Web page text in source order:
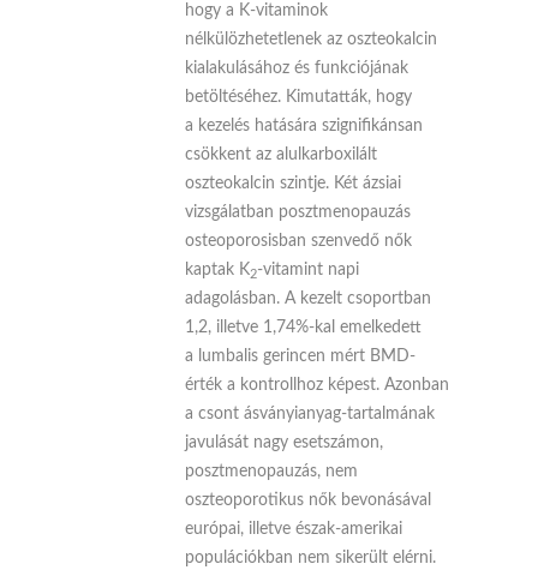
hogy a K-vitaminok
nélkülözhetetlenek az oszteokalcin
kialakulásához és funkciójának
betöltéséhez. Kimutatták, hogy
a kezelés hatására szignifikánsan
csökkent az alulkarboxilált
oszteokalcin szintje. Két ázsiai
vizsgálatban posztmenopauzás
osteoporosisban szenvedő nők
kaptak K 2-vitamint napi
adagolásban. A kezelt csoportban
1,2, illetve 1,74%-kal emelkedett
a lumbalis gerincen mért BMD-
érték a kontrollhoz képest. Azonban
a csont ásványianyag-tartalmának
javulását nagy esetszámon,
posztmenopauzás, nem
oszteoporotikus nők bevonásával
európai, illetve észak-amerikai
populációkban nem sikerült elérni.